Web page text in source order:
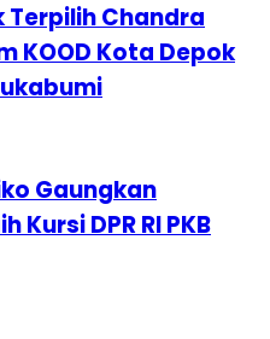
Terpilih Chandra
KOOD Kota Depok
Gaungkan
Kursi DPR RI PKB